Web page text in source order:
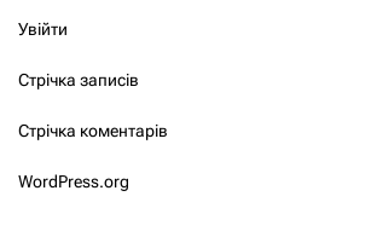
Увійти
Стрічка записів
Стрічка коментарів
WordPress.org